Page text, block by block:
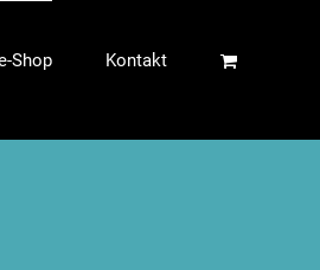
Shop Kontakt